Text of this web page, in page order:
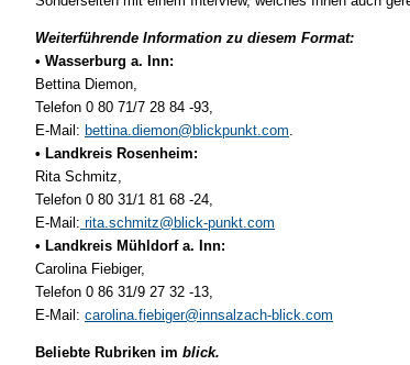
Weiterführende Information zu diesem Format:
• Wasserburg a. Inn:
Bettina Diemon,
Telefon 0 80 71/7 28 84 -93,
E-Mail: bettina.diemon@blickpunkt.com
• Landkreis Rosenheim:
Rita Schmitz,
Telefon 0 80 31/1 81 68 -24,
E-Mail: rita.schmitz@blick-punkt.com
• Landkreis Mühldorf a. Inn:
Carolina Fiebiger,
Telefon 0 86 31/9 27 32 -13,
E-Mail: carolina.fiebiger@innsalzach-blick.com
Beliebte Rubriken im blick.